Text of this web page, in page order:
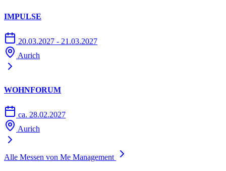
IMPULSE
20.03.2027 - 21.03.2027
Aurich
WOHNFORUM
ca. 28.02.2027
Aurich
Alle Messen von Me Management